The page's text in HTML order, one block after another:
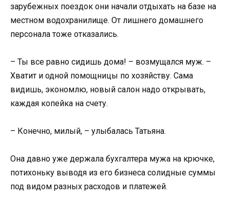
зарубежных поездок они начали отдыхать на базе на
местном водохранилище. От лишнего домашнего
персонала тоже отказались.
– Ты все равно сидишь дома! – возмущался муж. –
Хватит и одной помощницы по хозяйству. Сама
видишь, экономлю, новый салон надо открывать,
каждая копейка на счету.
– Конечно, милый, – улыбалась Татьяна.
Она давно уже держала бухгалтера мужа на крючке,
потихоньку выводя из его бизнеса солидные суммы
под видом разных расходов и платежей.